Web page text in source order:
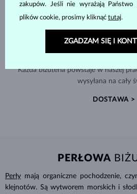
RĘCZNIE
Każda biżuteria powstaje w naszej
wysyłana na cały
DOSTAWA >
PERŁOWA
Perły mają organiczne pochodzenie,
klejnotów. Są wytworem morskich i
zakupów. Jeśli nie wyrażają
plików cookie, prosimy kliknąć tutaj.
ZGADZAM SIĘ I